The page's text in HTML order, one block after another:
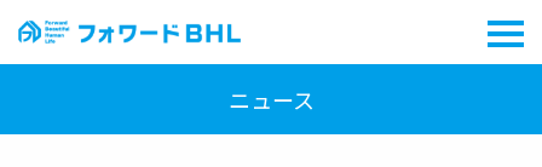
ニュース